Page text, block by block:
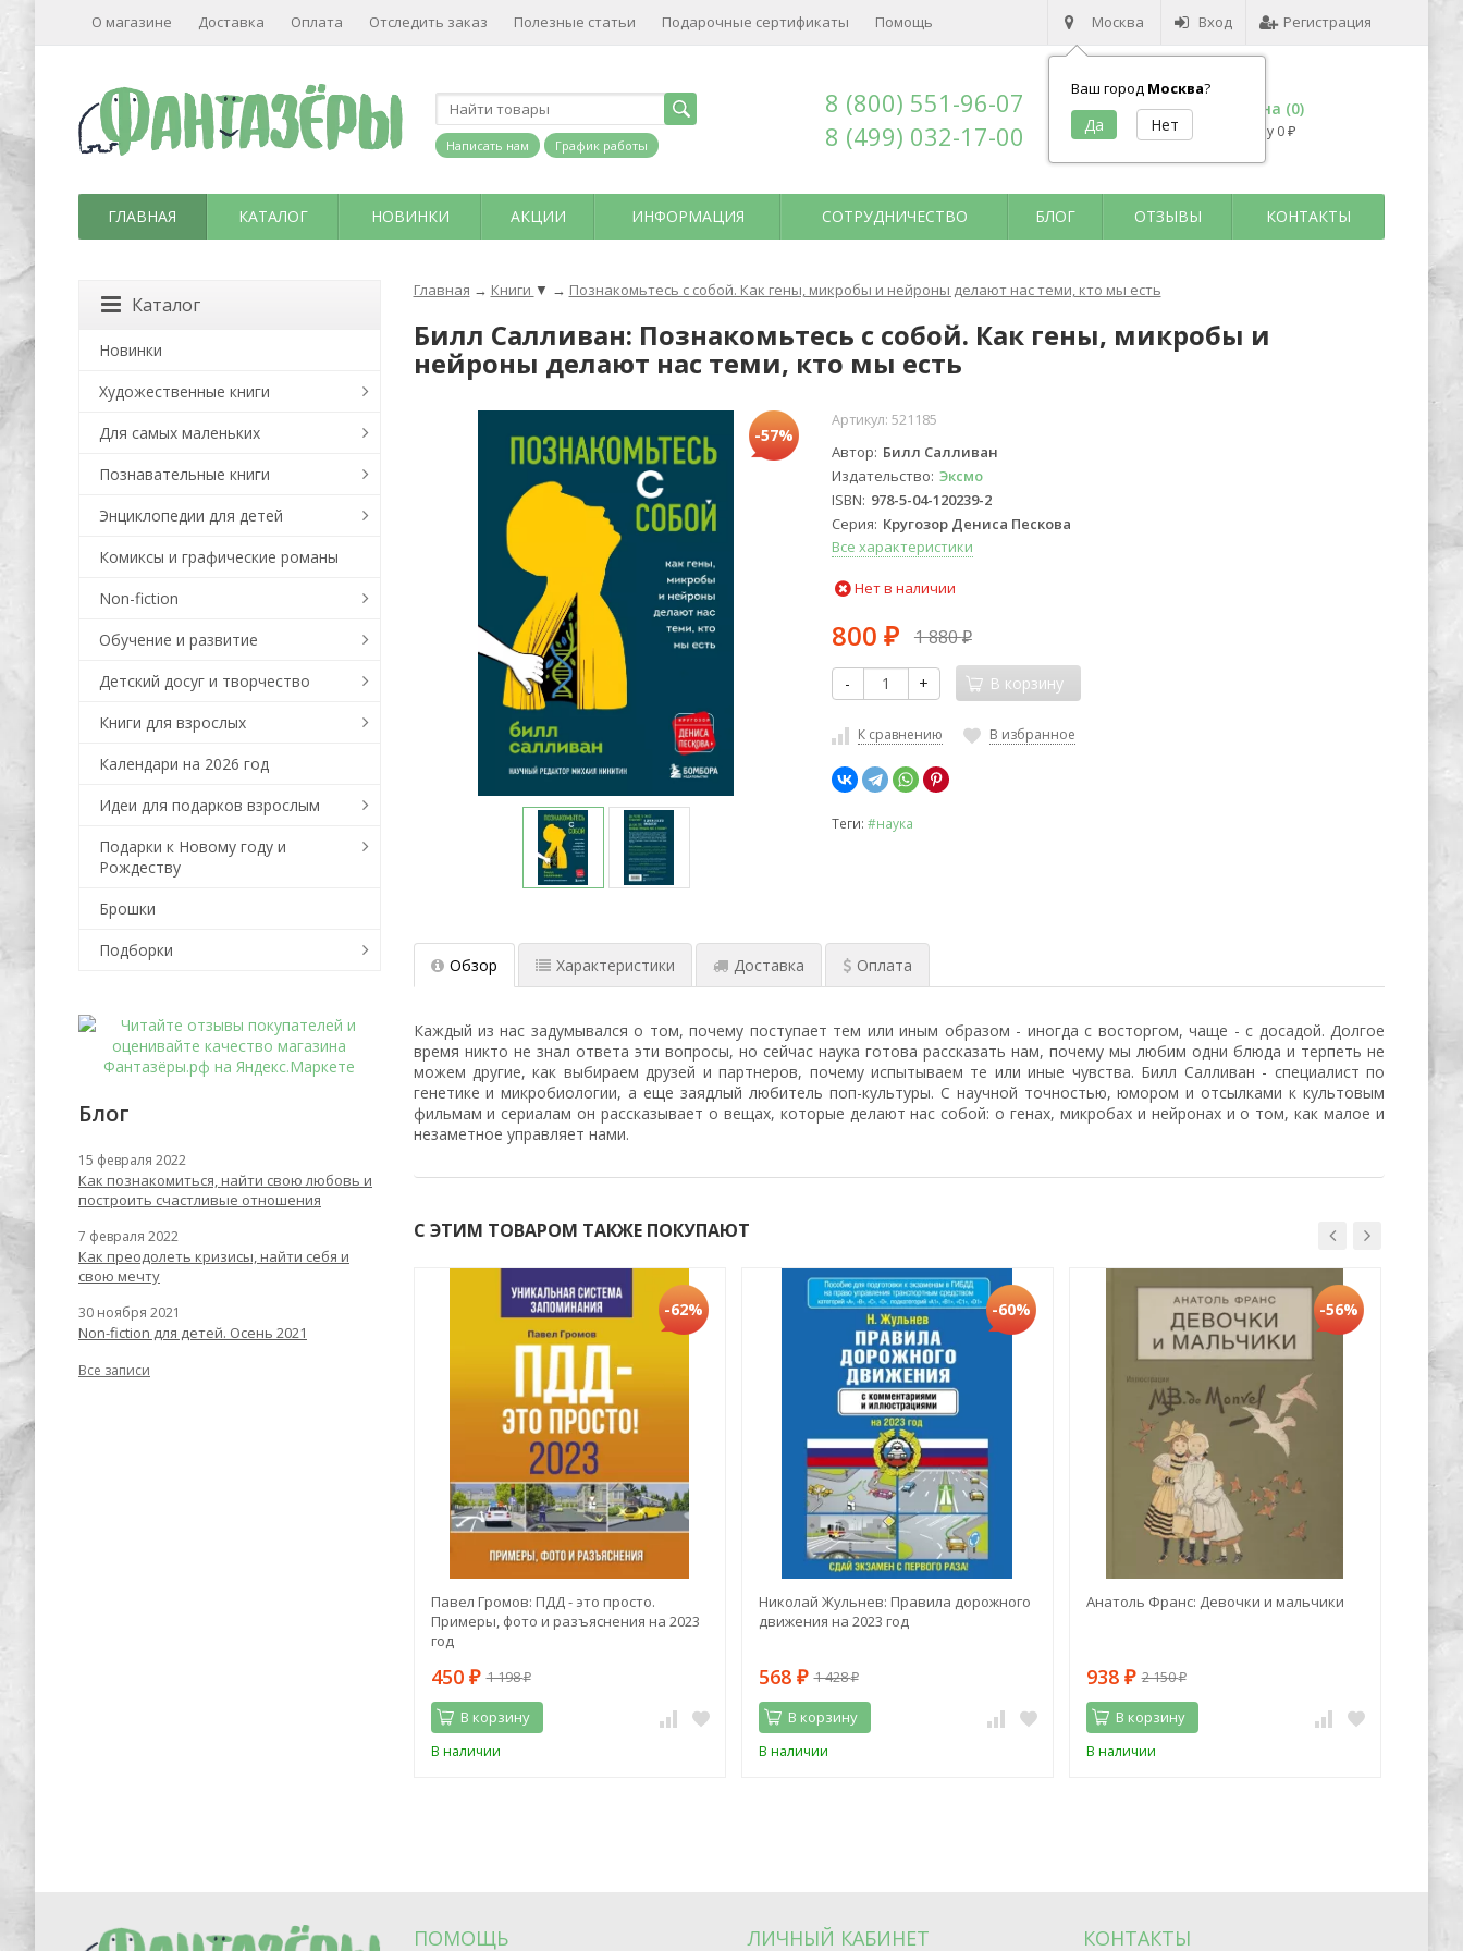
Москва
Ваш город Москва?
Вход Регистрация
О магазине Доставка Оплата Отследить заказ Полезные статьи Подарочные сертификаты Помощь
Написать нам График работы
8 (800) 551-96-07
8 (499) 032-17-00
Корзина (0)
на сумму 0 ₽
ГЛАВНАЯ КАТАЛОГ НОВИНКИ АКЦИИ ИНФОРМАЦИЯ СОТРУДНИЧЕСТВО БЛОГ ОТЗЫВЫ КОНТАКТЫ
Главная → Книги ▼ → Познакомьтесь с собой. Как гены, микробы и нейроны делают нас теми, кто мы есть
Билл Салливан: Познакомьтесь с собой. Как гены, микробы и
нейроны делают нас теми, кто мы есть
-57%
Артикул: 521185
Автор Билл Салливан
Издательство Эксмо
ISBN 978-5-04-120239-2
Серия Кругозор Дениса Пескова
Все характеристики
Нет в наличии
800 ₽ 1 880₽
- + В корзину
К сравнению В избранное
Теги: #наука
Обзор Характеристики Доставка Оплата
Каждый из нас задумывался о том, почему поступает тем или иным образом - иногда с восторгом, чаще - с досадой. Долгое
время никто не знал ответа эти вопросы, но сейчас наука готова рассказать нам, почему мы любим одни блюда и терпеть не
можем другие, как выбираем друзей и партнеров, почему испытываем те или иные чувства. Билл Салливан - специалист по
генетике и микробиологии, а еще заядлый любитель поп-культуры. С научной точностью, юмором и отсылками к культовым
фильмам и сериалам он рассказывает о вещах, которые делают нас собой: о генах, микробах и нейронах и о том, как малое и
незаметное управляет нами.
С ЭТИМ ТОВАРОМ ТАКЖЕ ПОКУПАЮТ
-62%
Павел Громов: ПДД - это просто.
Примеры, фото и разъяснения на 2023
год
450 ₽ 1 198₽
В корзину
В наличии
-60%
Николай Жульнев: Правила дорожного
движения на 2023 год
568 ₽ 1 428₽
В корзину
В наличии
-56%
Анатоль Франс: Девочки и мальчики
938 ₽ 2 150₽
В корзину
В наличии
Каталог
Новинки
Художественные книги
Для самых маленьких
Познавательные книги
Энциклопедии для детей
Комиксы и графические романы
Non-fiction
Обучение и развитие
Детский досуг и творчество
Книги для взрослых
Календари на 2026 год
Идеи для подарков взрослым
Подарки к Новому году и
Рождеству
Брошки
Подборки
Блог
15 февраля 2022
Как познакомиться, найти свою любовь и
построить счастливые отношения
7 февраля 2022
Как преодолеть кризисы, найти себя и
свою мечту
30 ноября 2021
Non-fiction для детей. Осень 2021
Все записи
ПОМОЩЬ ЛИЧНЫЙ КАБИНЕТ КОНТАКТЫ